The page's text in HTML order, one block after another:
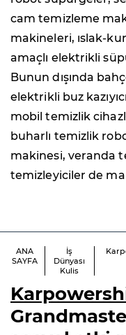
cam temizleme
makineleri, ıslak-
amaçlı elektrikli
Bunun dışında
elektrikli buz
mobil temizlik
buharlı temizlik
makinesi, veranda
temizleyiciler de
ANA
SAYFA
İş
Dünyası
Kulis